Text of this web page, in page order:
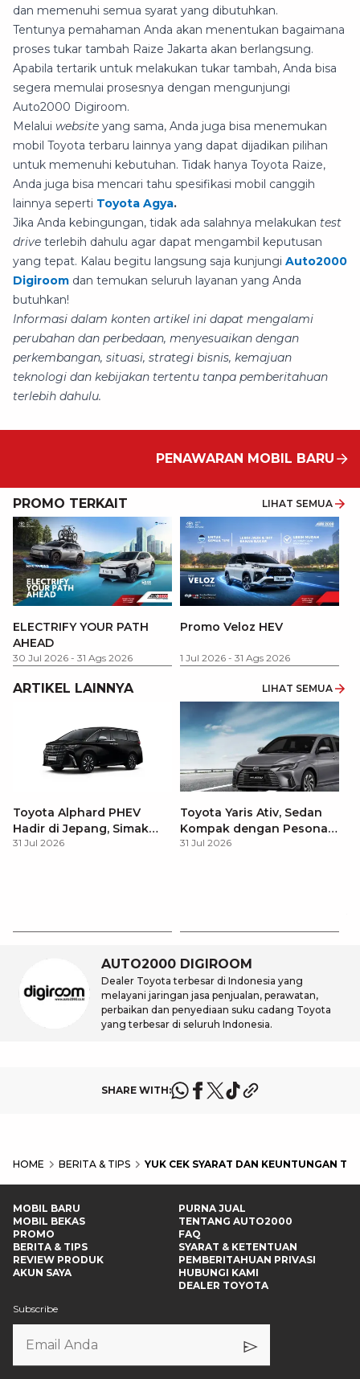
dan memenuhi semua syarat yang dibutuhkan.
Tentunya pemahaman Anda akan menentukan bagaimana
proses tukar tambah Raize Jakarta akan berlangsung.
Apabila tertarik untuk melakukan tukar tambah, Anda bisa
segera memulai prosesnya dengan mengunjungi
Auto2000 Digiroom.
Melalui website yang sama, Anda juga bisa menemukan
mobil Toyota terbaru lainnya yang dapat dijadikan pilihan
untuk memenuhi kebutuhan. Tidak hanya Toyota Raize,
Anda juga bisa mencari tahu spesifikasi mobil canggih
lainnya seperti Toyota Agya.
Jika Anda kebingungan, tidak ada salahnya melakukan test
drive terlebih dahulu agar dapat mengambil keputusan
yang tepat. Kalau begitu langsung saja kunjungi Auto2000
Digiroom dan temukan seluruh layanan yang Anda
butuhkan!
Informasi dalam konten artikel ini dapat mengalami
perubahan dan perbedaan, menyesuaikan dengan
perkembangan, situasi, strategi bisnis, kemajuan
teknologi dan kebijakan tertentu tanpa pemberitahuan
terlebih dahulu.
PENAWARAN MOBIL BARU
PROMO TERKAIT LIHAT SEMUA
ELECTRIFY YOUR PATH
AHEAD
30 Jul 2026 - 31 Ags 2026
Promo Veloz HEV
1 Jul 2026 - 31 Ags 2026
ARTIKEL LAINNYA LIHAT SEMUA
Toyota Alphard PHEV
Hadir di Jepang, Simak
Pembaruan dan Fitur
31 Jul 2026
Toyota Yaris Ativ, Sedan
Kompak dengan Pesona
Modern
31 Jul 2026
AUTO2000 DIGIROOM
Dealer Toyota terbesar di Indonesia yang
melayani jaringan jasa penjualan, perawatan,
perbaikan dan penyediaan suku cadang Toyota
yang terbesar di seluruh Indonesia.
SHARE WITH:
HOME BERITA & TIPS YUK CEK SYARAT DAN KEUNTUNGAN
×
MOBIL BARU
MOBIL BEKAS
PROMO
BERITA & TIPS
REVIEW PRODUK
AKUN SAYA
PURNA JUAL
TENTANG AUTO2000
FAQ
SYARAT & KETENTUAN
PEMBERITAHUAN PRIVASI
HUBUNGI KAMI
DEALER TOYOTA
Subscribe